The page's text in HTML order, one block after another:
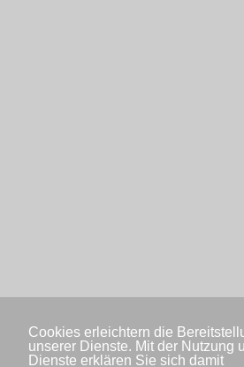
Cookies erleichtern die
unserer Dienste. Mit der Nutzung
Dienste erklären Sie sich damit